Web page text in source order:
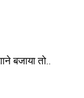
बजाया तो..